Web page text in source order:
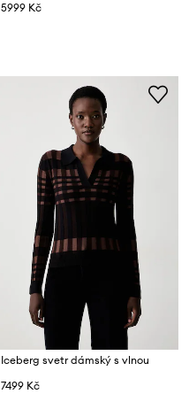
5999 Kč
Iceberg svetr dámský s vlnou
7499 Kč